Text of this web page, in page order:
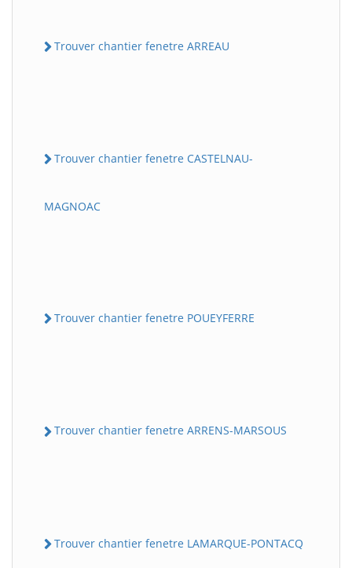
Trouver chantier fenetre ARREAU
Trouver chantier fenetre CASTELNAU-
MAGNOAC
Trouver chantier fenetre POUEYFERRE
Trouver chantier fenetre ARRENS-MARSOUS
Trouver chantier fenetre LAMARQUE-PONTACQ